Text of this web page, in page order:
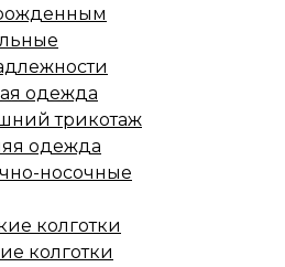
одежда
трикотаж
одежда
носочные
колготки
колготки